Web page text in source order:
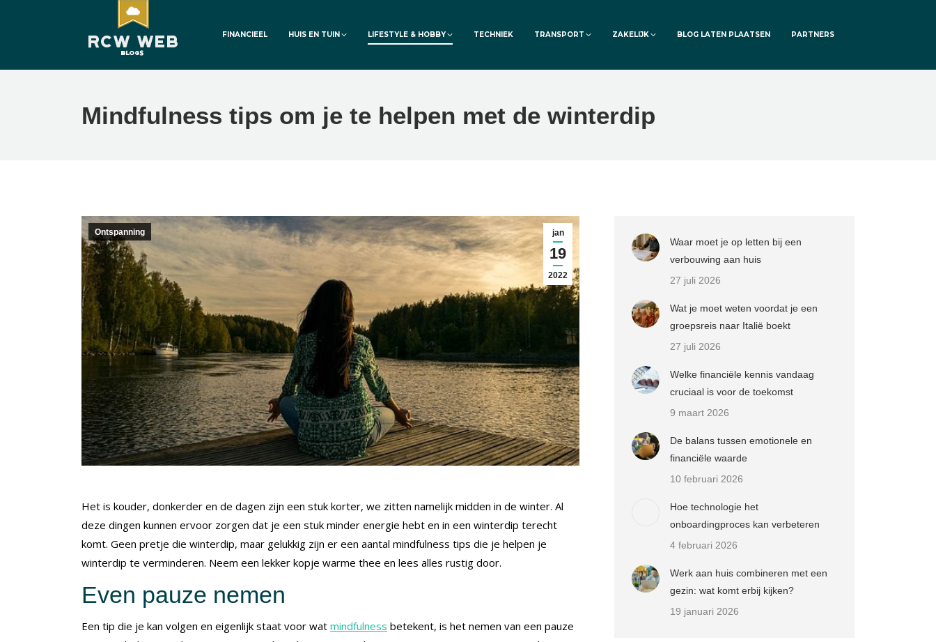
FINANCIEEL HUIS EN TUIN LIFESTYLE & HOBBY TECHNIEK TRANSPORT ZAKELIJK BLOG LATEN PLAATSEN PARTNERS
Mindfulness tips om je te helpen met de winterdip
jan
19
2022
Ontspanning
Het is kouder, donkerder en de dagen zijn een stuk korter, we zitten namelijk midden in de winter. Al
deze dingen kunnen ervoor zorgen dat je een stuk minder energie hebt en in een winterdip terecht
komt. Geen pretje die winterdip, maar gelukkig zijn er een aantal mindfulness tips die je helpen je
winterdip te verminderen. Neem een lekker kopje warme thee en lees alles rustig door.
Even pauze nemen
Een tip die je kan volgen en eigenlijk staat voor wat mindfulness betekent, is het nemen van een pauze
Waar moet je op letten bij een
verbouwing aan huis
27 juli 2026
Wat je moet weten voordat je een
groepsreis naar Italië boekt
27 juli 2026
Welke financiële kennis vandaag
cruciaal is voor de toekomst
9 maart 2026
De balans tussen emotionele en
financiële waarde
10 februari 2026
Hoe technologie het
onboardingproces kan verbeteren
4 februari 2026
Werk aan huis combineren met een
gezin: wat komt erbij kijken?
19 januari 2026